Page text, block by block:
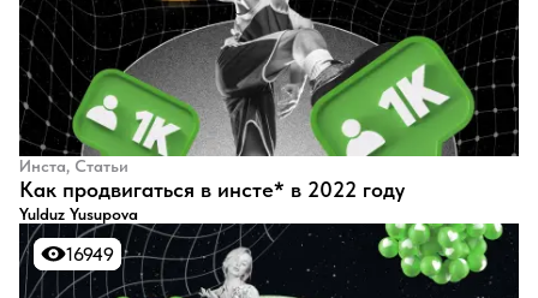
Инста, Статьи
​Как продвигаться в инсте* в 2022 году
Yulduz Yusupova
16949
16949